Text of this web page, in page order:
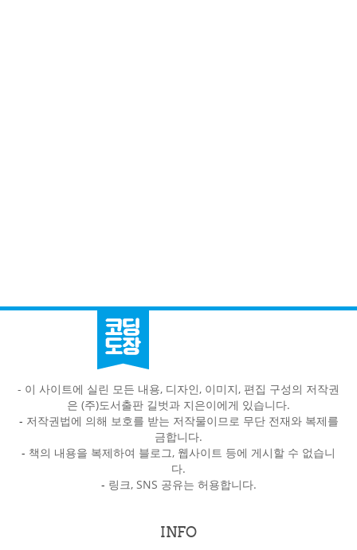
- 이 사이트에 실린 모든 내용, 디자인, 이미지, 편집 구성의 저작권
은 (주)도서출판 길벗과 지은이에게 있습니다.
- 저작권법에 의해 보호를 받는 저작물이므로 무단 전재와 복제를
금합니다.
- 책의 내용을 복제하여 블로그, 웹사이트 등에 게시할 수 없습니
다.
- 링크, SNS 공유는 허용합니다.
INFO